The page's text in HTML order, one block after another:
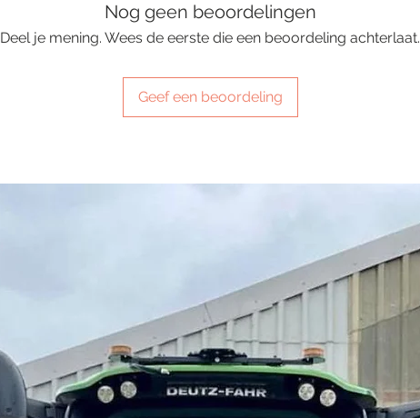
Nog geen beoordelingen
Deel je mening. Wees de eerste die een beoordeling achterlaat.
Geef een beoordeling